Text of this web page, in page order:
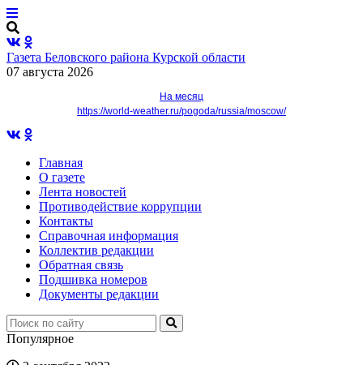
Газета Беловского района Курской области
07 августа 2026
На месяц
https://world-weather.ru/pogoda/russia/moscow/
Главная
О газете
Лента новостей
Противодействие коррупции
Контакты
Справочная информация
Коллектив редакции
Обратная связь
Подшивка номеров
Документы редакции
Популярное